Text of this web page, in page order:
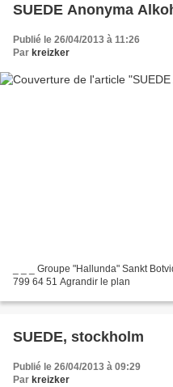
SUEDE Anonyma
Publié le 26/04/2013 à 11:26
Par kreizker
_ _ _ Groupe "Hallunda" Sankt
799 64 51 Agrandir le plan
SUEDE, stockholm
Publié le 26/04/2013 à 09:29
Par kreizker